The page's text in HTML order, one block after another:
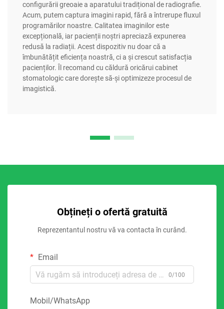
configurării greoaie a aparatului tradițional de radiografie.
Acum, putem captura imagini rapid, fără a întrerupe fluxul
programărilor noastre. Calitatea imaginilor este
excepțională, iar pacienții noștri apreciază expunerea
redusă la radiații. Acest dispozitiv nu doar că a
îmbunătățit eficiența noastră, ci a și crescut satisfacția
pacienților. Îl recomand cu căldură oricărui cabinet
stomatologic care dorește să-și optimizeze procesul de
imagistică.
Obțineți o ofertă gratuită
Reprezentantul nostru vă va contacta în curând.
Email
0/100
Mobil/WhatsApp